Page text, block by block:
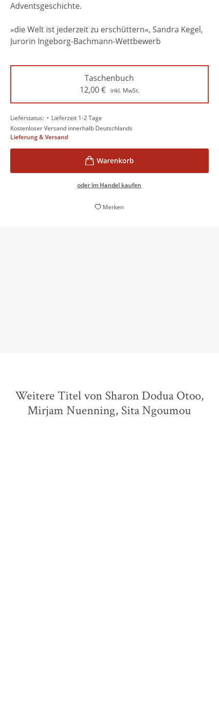
Adventsgeschichte.
»die Welt ist jederzeit zu erschüttern«, Sandra Kegel,
Jurorin Ingeborg-Bachmann-Wettbewerb
Taschenbuch
12,00€ inkl. MwSt.
Lieferstatus: • Lieferzeit 1-2 Tage
Kostenloser Versand innerhalb Deutschlands
Lieferung & Versand
oder im Handel kaufen
Merken
Weitere Titel von Sharon Dodua Otoo,
Mirjam Nuenning, Sita Ngoumou